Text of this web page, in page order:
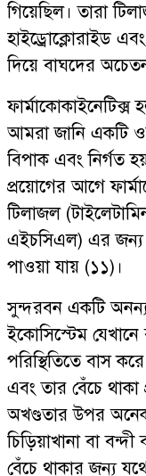
গিয়েছিল। তারা
হাইড্রোক্লোরাইড
দিয়ে বাঘদের
আমরা জানি একটি
বিপাক এবং নির্গত
প্রয়োগের আগে
টিলাজল
এইচসিএল) এর জন্য
পাওয়া যায় (১১)।
সুন্দরবন একটি অনন্য
ইকোসিস্টেম
পরিস্থিতিতে বাস
এবং তার বেঁচে থাকা
অখণ্ডতার উপর
চিড়িয়াখানা বা
বেঁচে থাকার জন্য